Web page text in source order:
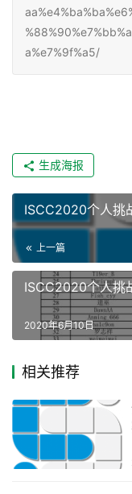
a%e7%9f%a5/
生成海报
ISCC2020个人挑
上一篇
ISCC2020个人挑
2020年6月10日
相关推荐